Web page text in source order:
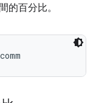
的百分比。